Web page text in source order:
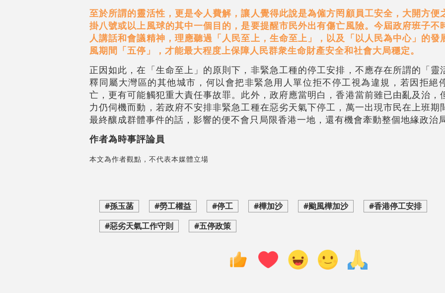
至於所謂的靈活性，更是令人費解，讓人覺得此說是為僱方罔顧員工安全，大開方便
掛八號或以上風球的其中一個目的，是要提醒市民外出有傷亡風險。今屆政府班子不
人講話和會議精神，理應聽過「人民至上，生命至上」，以及「以人民為中心」的發
風期間「五停」，才能最大程度上保障人民群衆生命財產安全和社會大局穩定。
正因如此，在「生命至上」的原則下，非緊急工種的停工安排，不應存在所謂的「靈
釋同屬大灣區的其他城市，何以會把非緊急用人單位拒不停工視為違規，若因拒絕
亡，更有可能觸犯重大責任事故罪。此外，政府應當明白，香港當前雖已由亂及治，
力仍伺機而動，若政府不安排非緊急工種在惡劣天氣下停工，萬一出現市民在上班期
最終釀成群體事件的話，影響的便不會只局限香港一地，還有機會牽動整個地緣政治
作者為時事評論員
本文為作者觀點，不代表本媒體立場
#孫玉菡 #勞工權益 #停工 #樺加沙 #颱風樺加沙
#香港停工安排
#惡劣天氣工作守則
#五停政策